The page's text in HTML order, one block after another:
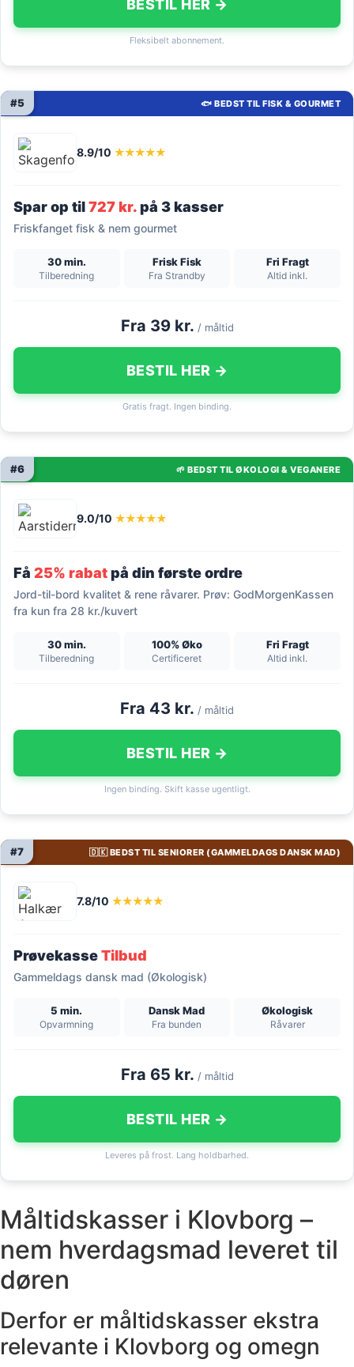
BESTIL HER →
Fleksibelt abonnement.
🐟 BEDST TIL FISK & GOURMET
#5
8.9/10 ★★★★★
Spar op til727 kr.på 3 kasser
Friskfanget fisk & nem gourmet
30 min.
Tilberedning
Frisk Fisk
Fra Strandby
Fri Fragt
Altid inkl.
Fra 39 kr. / måltid
BESTIL HER →
Gratis fragt. Ingen binding.
🌱 BEDST TIL ØKOLOGI & VEGANERE
#6
9.0/10 ★★★★★
Få 25% rabatpå din første ordre
Jord-til-bord kvalitet & rene råvarer. Prøv: GodMorgenKassen
fra kun fra 28 kr./kuvert
30 min.
Tilberedning
100% Øko
Certificeret
Fri Fragt
Altid inkl.
Fra 43 kr. / måltid
BESTIL HER →
Ingen binding. Skift kasse ugentligt.
🇩🇰 BEDST TIL SENIORER (GAMMELDAGS DANSK MAD)
#7
7.8/10 ★★★★★
PrøvekasseTilbud
Gammeldags dansk mad (Økologisk)
5 min.
Opvarmning
Dansk Mad
Fra bunden
Økologisk
Råvarer
Fra 65 kr. / måltid
BESTIL HER →
Leveres på frost. Lang holdbarhed.
Måltidskasser i Klovborg –
nem hverdagsmad leveret til
døren
Derfor er måltidskasser ekstra
relevante i Klovborg og omegn